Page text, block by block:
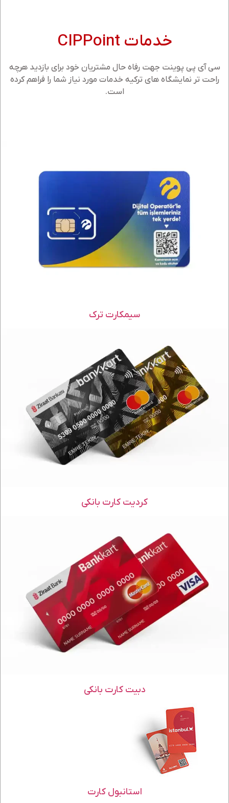
خدمات CIPPoint
سی آی پی پوینت جهت رفاه حال مشتریان خود برای بازدید هرچه
راحت تر نمایشگاه های ترکیه خدمات مورد نیاز شما را فراهم کرده
است.
سیمکارت ترک
کردیت کارت بانکی
دبیت کارت بانکی
استانبول کارت